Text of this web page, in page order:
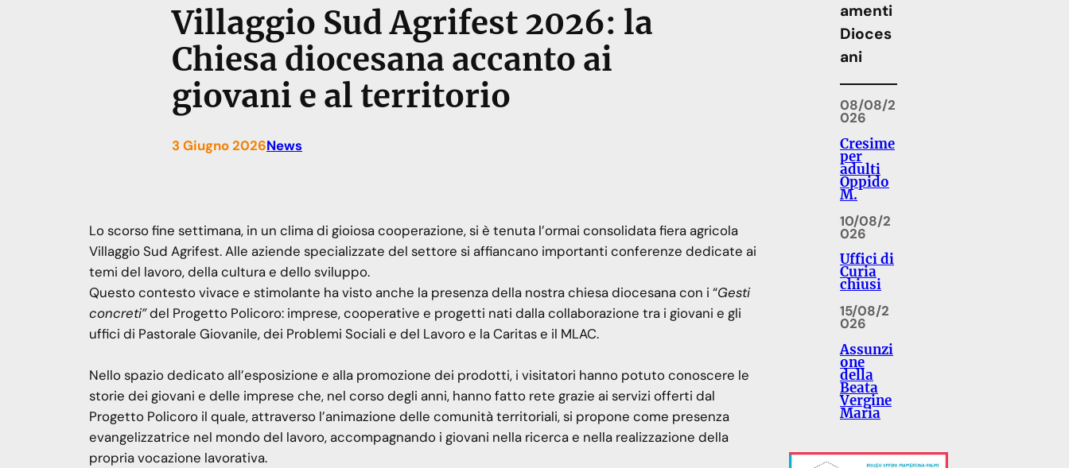
Villaggio Sud Agrifest 2026: la
Chiesa diocesana accanto ai
giovani e al territorio
3 Giugno 2026News
Lo scorso fine settimana, in un clima di gioiosa cooperazione, si è tenuta l’ormai consolidata fiera agricola
Villaggio Sud Agrifest. Alle aziende specializzate del settore si affiancano importanti conferenze dedicate ai
temi del lavoro, della cultura e dello sviluppo.
Questo contesto vivace e stimolante ha visto anche la presenza della nostra chiesa diocesana con i “Gesti
concreti”del Progetto Policoro: imprese, cooperative e progetti nati dalla collaborazione tra i giovani e gli
uffici di Pastorale Giovanile, dei Problemi Sociali e del Lavoro e la Caritas e il MLAC.
Nello spazio dedicato all’esposizione e alla promozione dei prodotti, i visitatori hanno potuto conoscere le
storie dei giovani e delle imprese che, nel corso degli anni, hanno fatto rete grazie ai servizi offerti dal
Progetto Policoro il quale, attraverso l’animazione delle comunità territoriali, si propone come presenza
evangelizzatrice nel mondo del lavoro, accompagnando i giovani nella ricerca e nella realizzazione della
propria vocazione lavorativa.
amenti
Dioces
ani
08/08/2
026
Cresime
per
adulti
Oppido
M.
10/08/2
026
Uffici di
Curia
chiusi
15/08/2
026
Assunzi
one
della
Beata
Vergine
Maria